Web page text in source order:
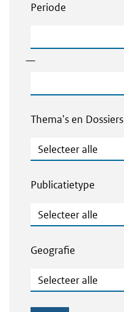
Periode
—
Thema's en Dossiers
Thema's en Dossiers
Publicatietype
Publicatietype
Geografie
Geografie